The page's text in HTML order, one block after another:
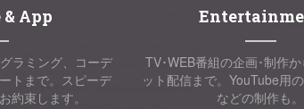
App
ラミング、コーデ
トまで。スピーデ
約束します。
TV･WEB番組の企画･制作
ット配信まで。YouTube用
などの制作も。